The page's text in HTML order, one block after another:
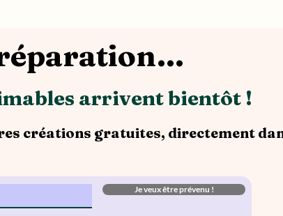
arrivent bientôt !
créations gratuites, directement
Je veux être prévenu !